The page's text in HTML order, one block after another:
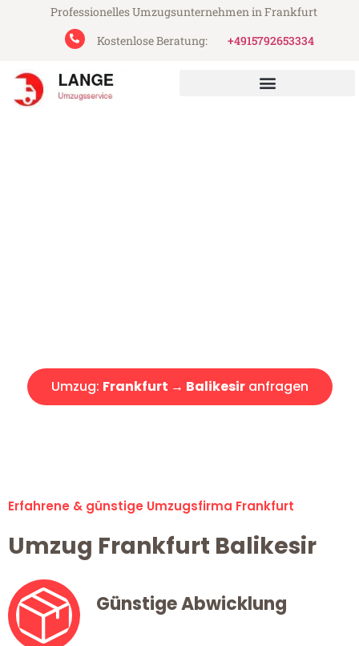
Professionelles Umzugsunternehmen in Frankfurt
Kostenlose Beratung:
+4915792653334
Umzug: Frankfurt → Balikesiranfragen
Erfahrene & günstige Umzugsfirma Frankfurt
Umzug Frankfurt Balikesir
Günstige Abwicklung